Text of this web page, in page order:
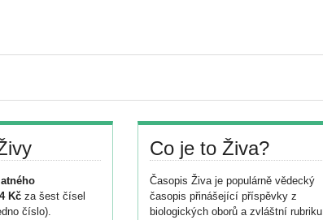
Kč za šest čísel
číslo).
Co je to Živa?
Časopis Živa je populárně vědecký
časopis přinášející příspěvky z
biologických oborů a zvláštní rubriku